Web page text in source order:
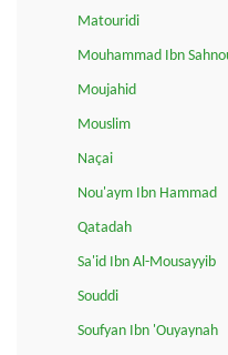
Matouridi
Mouhammad Ibn
Moujahid
Mouslim
Naçai
Nou'aym Ibn Hammad
Qatadah
Sa'id Ibn Al-Mousayyib
Souddi
Soufyan Ibn 'Ouyaynah